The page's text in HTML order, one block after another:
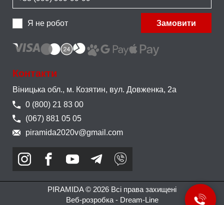
Я не робот Замовити
Контакти
Віницька обл., м. Козятин, вул. Довженка, 2а
0 (800) 21 83 00
(067) 881 05 05
piramida2020v@gmail.com
PIRAMIDA © 2026 Всі права захищені
Веб-розробка - Dream-Line